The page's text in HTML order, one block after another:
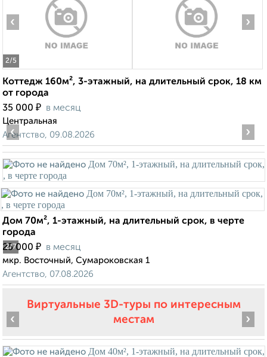
2/5
‹ ›
Коттедж 160м², 3-этажный, на длительный срок, 18 км
от города
35 000 ₽ в месяц
Центральная
Агентство, 09.08.2026
2/7
‹ ›
Дом 70м², 1-этажный, на длительный срок, в черте
города
25 000 ₽ в месяц
мкр. Восточный, Сумароковская 1
Агентство, 07.08.2026
Виртуальные 3D-туры по интересным
местам
‹ ›